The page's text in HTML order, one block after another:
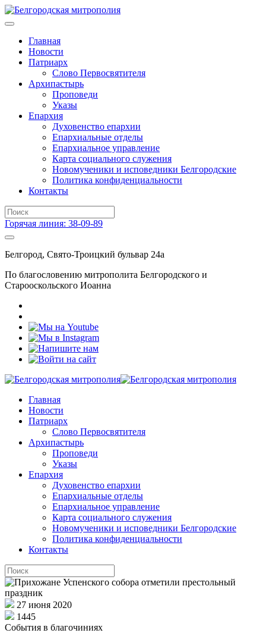
Главная
Новости
Патриарх
Слово Первосвятителя
Архипастырь
Проповеди
Указы
Епархия
Духовенство епархии
Епархиальные отделы
Епархиальное управление
Карта социального служения
Новомученики и исповедники Белгородские
Политика конфиденциальности
Контакты
Горячая линия: 38-09-89
Белгород, Свято-Троицкий бульвар 24а
По благословению митрополита Белгородского и
Старооскольского Иоанна
Главная
Новости
Патриарх
Слово Первосвятителя
Архипастырь
Проповеди
Указы
Епархия
Духовенство епархии
Епархиальные отделы
Епархиальное управление
Карта социального служения
Новомученики и исповедники Белгородские
Политика конфиденциальности
Контакты
27 июня 2020
1445
События в благочиниях